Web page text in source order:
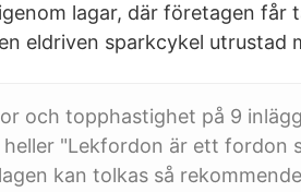
lagar, där företagen får
eldriven sparkcykel utrustad
och topphastighet på 9
"Lekfordon är ett fordon
kan tolkas så